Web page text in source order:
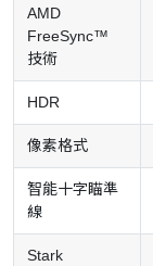
AMD
FreeSync™
技術
HDR
像素格式
智能十字瞄準
線
Stark